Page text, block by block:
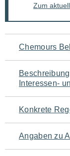
Zum
für
den
Chemours
Interessen-
Konkrete
Angaben zu